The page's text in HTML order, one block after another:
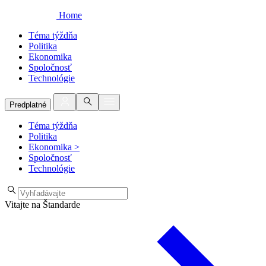
Home
Téma týždňa
Politika
Ekonomika
Spoločnosť
Technológie
Predplatné
Téma týždňa
Politika
Ekonomika >
Spoločnosť
Technológie
Vitajte na Štandarde